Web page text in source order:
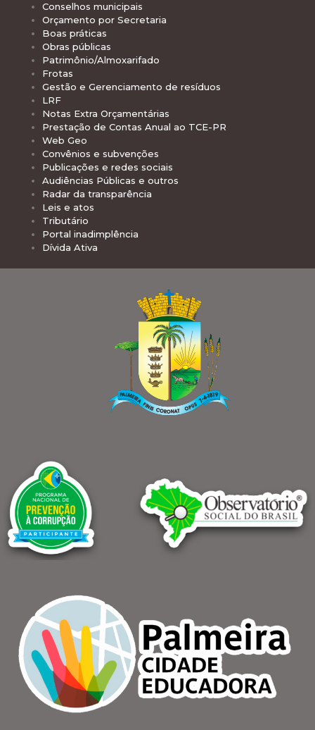
Conselhos municipais
Orçamento por Secretaria
Boas práticas
Obras públicas
Patrimônio/Almoxarifado
Frotas
Gestão e Gerenciamento de resíduos
LRF
Notas Extra Orçamentárias
Prestação de Contas Anual ao TCE-PR
Web Geo
Convênios e subvenções
Publicações e redes sociais
Audiências Públicas e outros
Radar da transparência
Leis e atos
Tributário
Portal inadimplência
Dívida Ativa